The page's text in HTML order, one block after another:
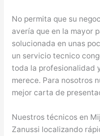
No permita que su
avería que en la mayor
solucionada en unas
un servicio tecnico
toda la profesionalidad
merece. Para nosotros
mejor carta de
Nuestros técnicos en
Zanussi localizando